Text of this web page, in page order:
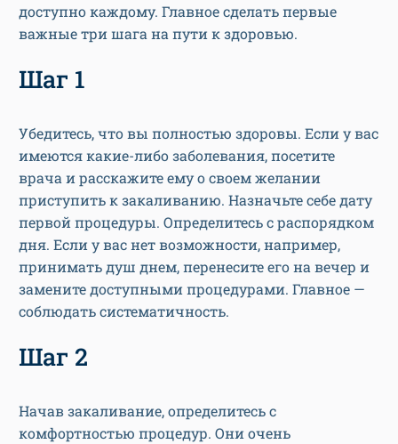
доступно каждому. Главное сделать первые
важные три шага на пути к здоровью.
Шаг 1
Убедитесь, что вы полностью здоровы. Если у вас
имеются какие-либо заболевания, посетите
врача и расскажите ему о своем желании
приступить к закаливанию. Назначьте себе дату
первой процедуры. Определитесь с распорядком
дня. Если у вас нет возможности, например,
принимать душ днем, перенесите его на вечер и
замените доступными процедурами. Главное —
соблюдать систематичность.
Шаг 2
Начав закаливание, определитесь с
комфортностью процедур. Они очень